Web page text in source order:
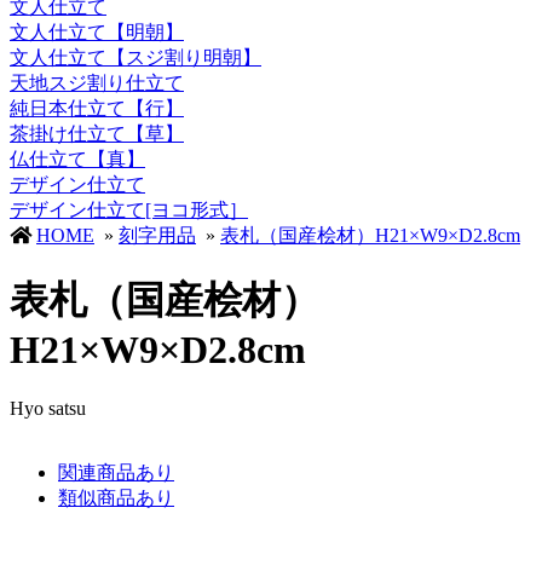
文人仕立て
文人仕立て【明朝】
文人仕立て【スジ割り明朝】
天地スジ割り仕立て
純日本仕立て【行】
茶掛け仕立て【草】
仏仕立て【真】
デザイン仕立て
デザイン仕立て[ヨコ形式］
HOME » 刻字用品 » 表札（国産桧材）H21×W9×D2.8cm
表札（国産桧材）
H21×W9×D2.8cm
Hyo satsu
関連商品あり
類似商品あり